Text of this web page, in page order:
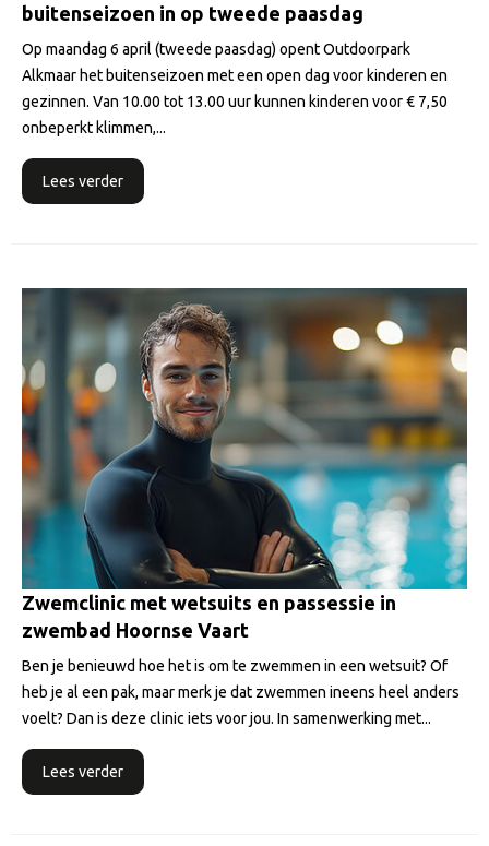
buitenseizoen in op tweede paasdag
Op maandag 6 april (tweede paasdag) opent Outdoorpark
Alkmaar het buitenseizoen met een open dag voor kinderen en
gezinnen. Van 10.00 tot 13.00 uur kunnen kinderen voor € 7,50
onbeperkt klimmen,...
Lees verder
Zwemclinic met wetsuits en passessie in
zwembad Hoornse Vaart
Ben je benieuwd hoe het is om te zwemmen in een wetsuit? Of
heb je al een pak, maar merk je dat zwemmen ineens heel anders
voelt? Dan is deze clinic iets voor jou. In samenwerking met...
Lees verder